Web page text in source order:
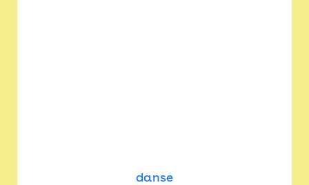
danse